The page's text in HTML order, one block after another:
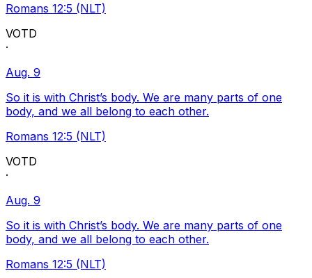
Romans 12:5 (NLT)
VOTD
·
Aug. 9
So it is with Christ’s body. We are many parts of one
body, and we all belong to each other.
Romans 12:5 (NLT)
VOTD
·
Aug. 9
So it is with Christ’s body. We are many parts of one
body, and we all belong to each other.
Romans 12:5 (NLT)